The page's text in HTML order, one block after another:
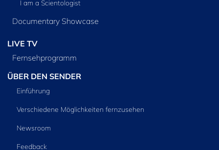
I am a Scientologist
Documentary Showcase
LIVE TV
Fernsehprogramm
ÜBER DEN SENDER
Einführung
Verschiedene Möglichkeiten fernzusehen
Newsroom
Feedback